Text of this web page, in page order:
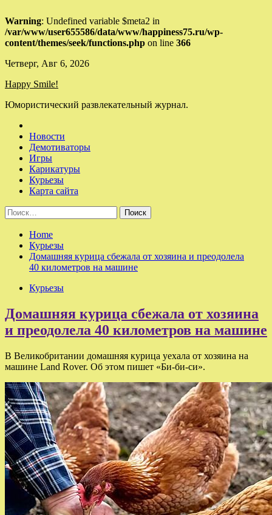
Warning: Undefined variable $meta2 in
/var/www/user655586/data/www/happiness75.ru/wp-
content/themes/seek/functions.php on line 366
Skip
content
Четверг, Авг 6, 2026
Happy Smile!
Юмористический развлекательный журнал.
Новости
Демотиваторы
Игры
Карикатуры
Курьезы
Карта сайта
Найти:
Home
Курьезы
Домашняя курица сбежала от хозяина и преодолела
40 километров на машине
Курьезы
Домашняя курица сбежала от хозяина
и преодолела 40 километров на машине
В Великобритании домашняя курица уехала от хозяина на
машине Land Rover. Об этом пишет «Би-би-си».